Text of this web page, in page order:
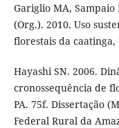
Gariglio MA, Sampaio
(Org.). 2010. Uso
florestais da
Hayashi SN. 2006.
cronossequência de
PA. 75f. Dissertação
Federal Rural da